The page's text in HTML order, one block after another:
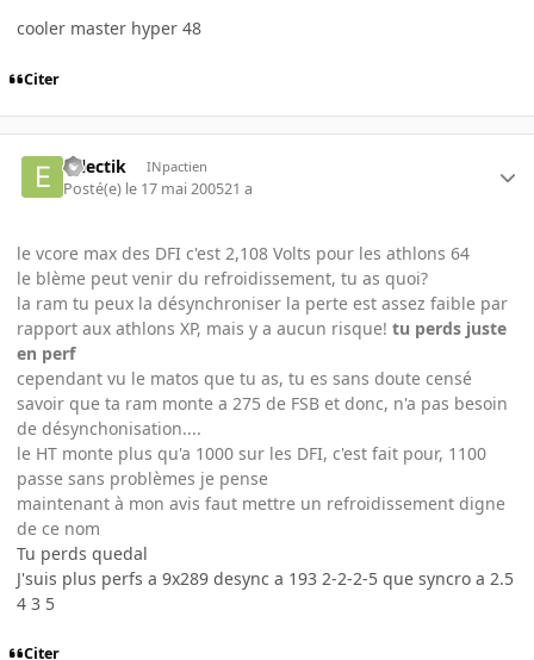
cooler master hyper 48
Citer
eclectik INpactien
Posté(e) le 17 mai 200521 a
le vcore max des DFI c'est 2,108 Volts pour les athlons 64
le blème peut venir du refroidissement, tu as quoi?
la ram tu peux la désynchroniser la perte est assez faible par
rapport aux athlons XP, mais y a aucun risque! tu perds juste
en perf
cependant vu le matos que tu as, tu es sans doute censé
savoir que ta ram monte a 275 de FSB et donc, n'a pas besoin
de désynchonisation....
le HT monte plus qu'a 1000 sur les DFI, c'est fait pour, 1100
passe sans problèmes je pense
maintenant à mon avis faut mettre un refroidissement digne
de ce nom
Tu perds quedal
J'suis plus perfs a 9x289 desync a 193 2-2-2-5 que syncro a 2.5
4 3 5
Citer